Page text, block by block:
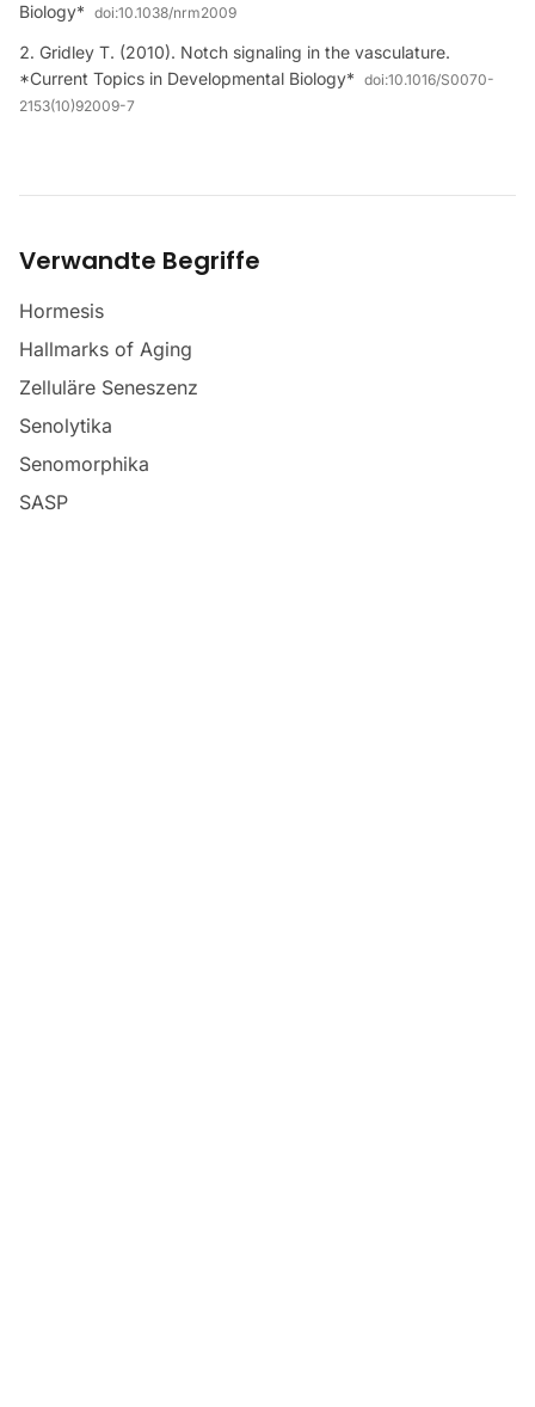
Biology* doi:10.1038/nrm2009
Gridley T. (2010). Notch signaling in the vasculature.
*Current Topics in Developmental Biology* doi:10.1016/S0070-
2153(10)92009-7
Verwandte Begriffe
Hormesis
Hallmarks of Aging
Zelluläre Seneszenz
Senolytika
Senomorphika
SASP